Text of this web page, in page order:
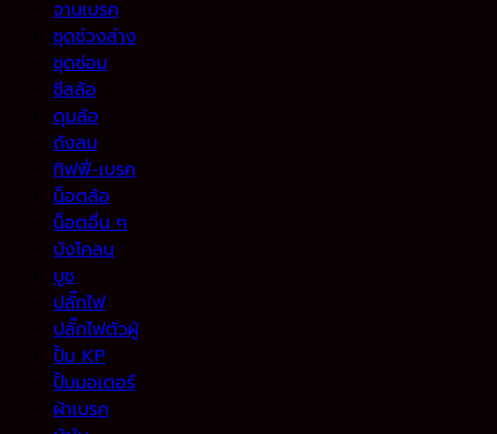
จานเบรค
ชุดช่วงล่าง
ชุดซ่อม
ซีลล้อ
ดุมล้อ
ถังลม
ทิฟฟี่-เบรค
น็อตล้อ
น็อตอื่น ๆ
บังโคลน
บูช
ปลั๊กไฟ
ปลั๊กไฟตัวผู้
ปั้ม KP
ปั้มมอเตอร์
ผ้าเบรค